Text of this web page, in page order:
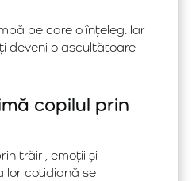
pe care o înțeleg. Iar
deveni o ascultătoare
copilul prin
trăiri, emoții și
lor cotidiană se